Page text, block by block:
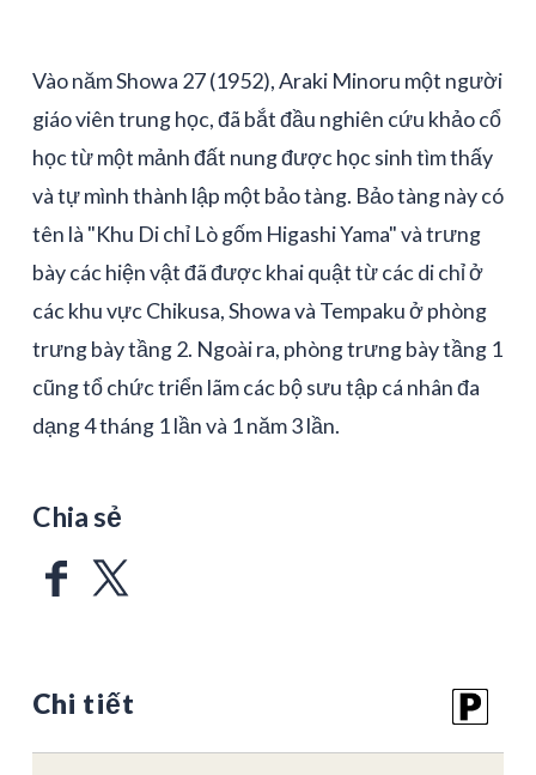
Vào năm Showa 27 (1952), Araki Minoru một người
giáo viên trung học, đã bắt đầu nghiên cứu khảo cổ
học từ một mảnh đất nung được học sinh tìm thấy
và tự mình thành lập một bảo tàng. Bảo tàng này có
tên là "Khu Di chỉ Lò gốm Higashi Yama" và trưng
bày các hiện vật đã được khai quật từ các di chỉ ở
các khu vực Chikusa, Showa và Tempaku ở phòng
trưng bày tầng 2. Ngoài ra, phòng trưng bày tầng 1
cũng tổ chức triển lãm các bộ sưu tập cá nhân đa
dạng 4 tháng 1 lần và 1 năm 3 lần.
Chia sẻ
Chi tiết